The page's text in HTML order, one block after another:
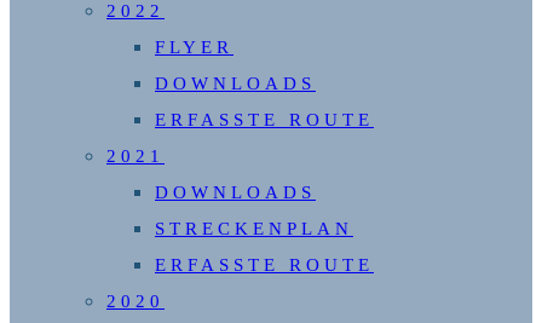
2022
FLYER
DOWNLOADS
ERFASSTE ROUTE
2021
DOWNLOADS
STRECKENPLAN
ERFASSTE ROUTE
2020